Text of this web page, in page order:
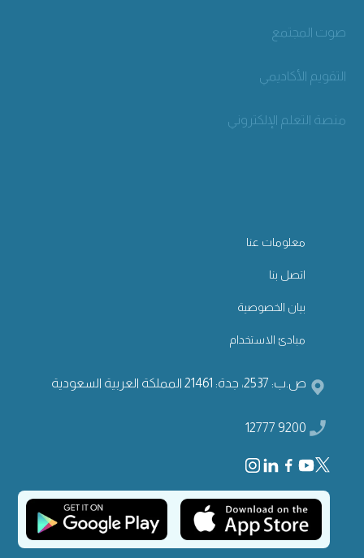
صوت المجتمع
التقويم الأكاديمي
منصة التعلم الإلكتروني
معلومات عنا
اتصل بنا
بيان الخصوصية
مبادئ الاستخدام
ص.ب: 2537، جدة: 21461 المملكة العربية السعودية
9200 12777